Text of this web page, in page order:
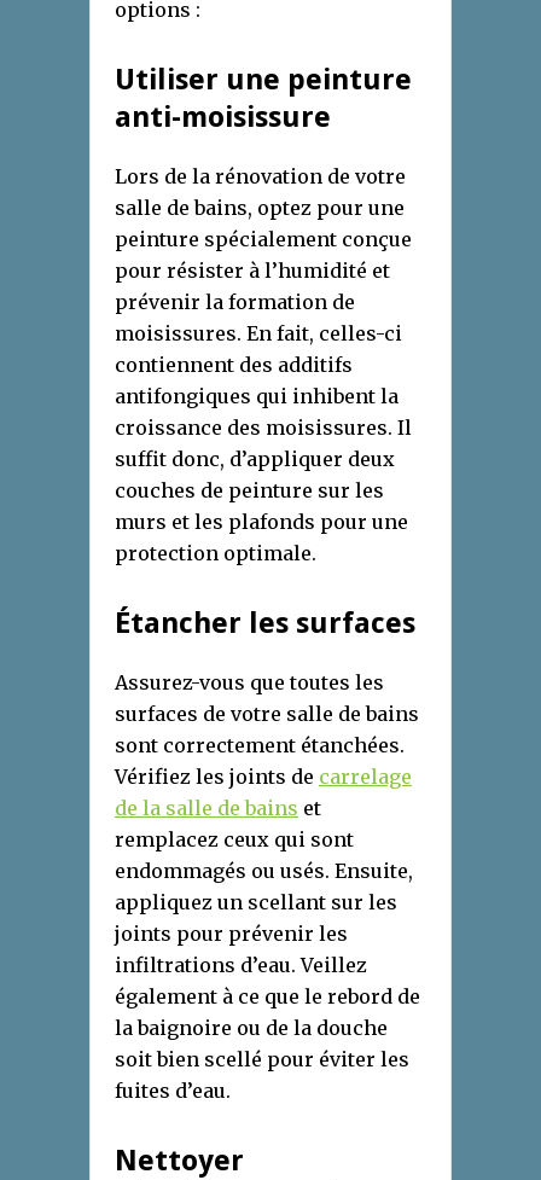
options :
Utiliser une peinture
anti-moisissure
Lors de la rénovation de votre
salle de bains, optez pour une
peinture spécialement conçue
pour résister à l’humidité et
prévenir la formation de
moisissures. En fait, celles-ci
contiennent des additifs
antifongiques qui inhibent la
croissance des moisissures. Il
suffit donc, d’appliquer deux
couches de peinture sur les
murs et les plafonds pour une
protection optimale.
Étancher les surfaces
Assurez-vous que toutes les
surfaces de votre salle de bains
sont correctement étanchées.
Vérifiez les joints de carrelage
de la salle de bains et
remplacez ceux qui sont
endommagés ou usés. Ensuite,
appliquez un scellant sur les
joints pour prévenir les
infiltrations d’eau. Veillez
également à ce que le rebord de
la baignoire ou de la douche
soit bien scellé pour éviter les
fuites d’eau.
Nettoyer